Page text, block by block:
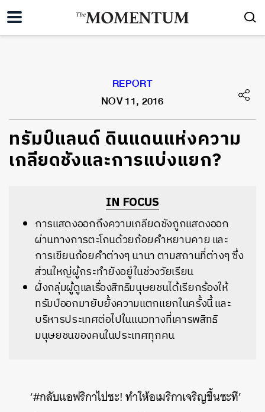
REPORT
NOV 11, 2016
ทรัมป์แลนด์ ดินแดนแห่งความ
เกลียดชังและการแบ่งแยก?
IN FOCUS
การแสดงออกถึงความเกลียดชังถูกแสดงออก
ผ่านทางการตะโกนด้วยถ้อยคำหยาบคาย และ
การเขียนถ้อยคำต่างๆ นานา ตามสถานที่ต่างๆ ซึ่ง
ส่วนใหญ่ผู้กระทำยังอยู่ในช่วงวัยเรียน
ฝั่งกลุ่มผู้ดูแลเรื่องสิทธิมนุษยชนได้เรียกร้องให้
ทรัมป์ออกมายับยั้งความแตกแยกในครั้งนี้ และ
บริหารประเทศต่อไปในแนวทางที่เคารพสิทธิ
มนุษยชนของคนในประเทศทุกคน
‘#กลับแอฟริกาไปซะ! ทำให้อเมริกาเจริญขึ้นซะที’